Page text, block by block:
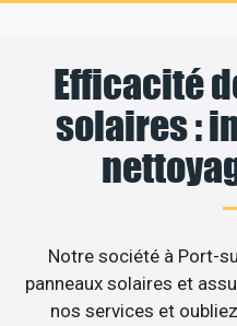
Efficacité
solaires :
Notre société à Port-
panneaux solaires et
nos services et